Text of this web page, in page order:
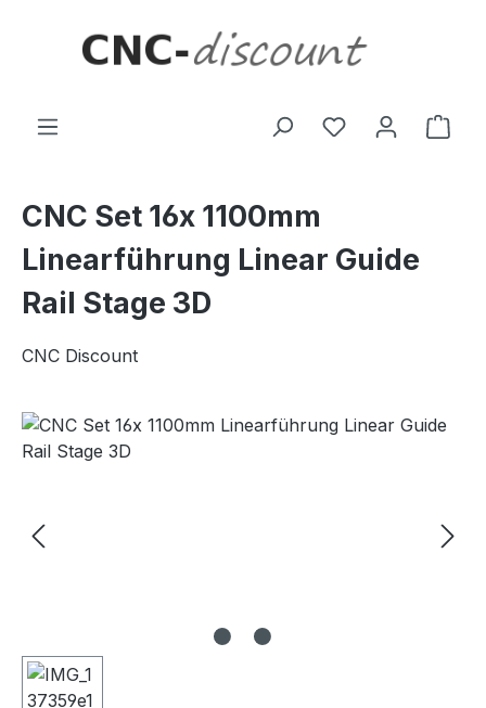
CNC Set 16x 1100mm
Linearführung Linear Guide
Rail Stage 3D
CNC Discount
Bildergalerie überspringen